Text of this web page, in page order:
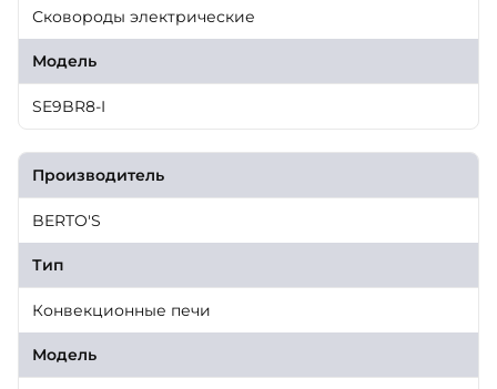
Сковороды электрические
Модель
SE9BR8-I
Производитель
BERTO'S
Тип
Конвекционные печи
Модель